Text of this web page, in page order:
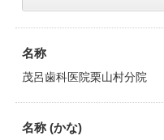
名称
茂呂歯科医院栗山村分院
名称 (かな)